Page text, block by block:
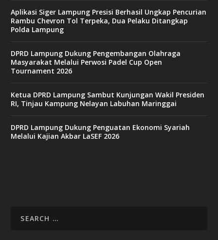
Aplikasi Siger Lampung Presisi Berhasil Ungkap Pencurian
Rambu Chevron Tol Terpeka, Dua Pelaku Ditangkap
Polda Lampung
DPRD Lampung Dukung Pengembangan Olahraga
Masyarakat Melalui Perwosi Padel Cup Open
Tournament 2026
Ketua DPRD Lampung Sambut Kunjungan Wakil Presiden
RI, Tinjau Kampung Nelayan Labuhan Maringgai
DPRD Lampung Dukung Penguatan Ekonomi Syariah
Melalui Kajian Akbar LaSEF 2026